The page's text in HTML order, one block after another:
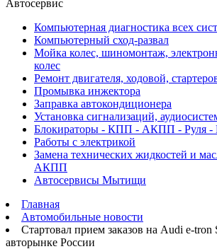
Автосервис
Компьютерная диагностика всех
Компьютерный сход-развал
Мойка колес, шиномонтаж,
колес
Ремонт двигателя, ходовой,
Промывка инжектора
Заправка автокондиционера
Установка сигнализаций,
Блокираторы - КПП - АКПП - Руля -
Работы с электрикой
Замена технических жидкостей и
АКПП
Автосервисы Мытищи
Главная
Автомобильные новости
Стартовал прием заказов на Audi e-tron
авторынке России